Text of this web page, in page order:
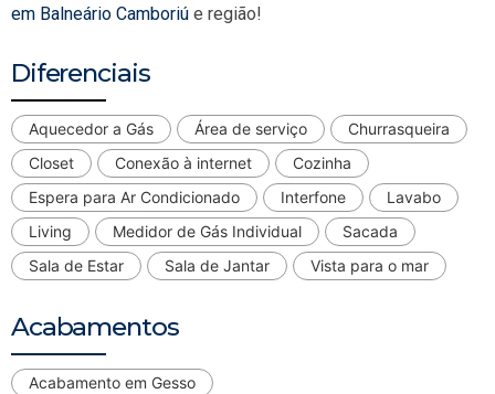
em Balneário Camboriú e região!
Diferenciais
Aquecedor a Gás Área de serviço
Churrasqueira
Closet
Conexão à internet
Cozinha
Espera para Ar Condicionado
Interfone
Lavabo
Living
Medidor de Gás Individual
Sacada
Sala de Estar
Sala de Jantar Vista para o mar
Acabamentos
Acabamento em Gesso